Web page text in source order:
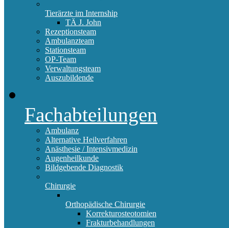
Tierärzte im Internship
TÄ J. John
Rezeptionsteam
Ambulanzteam
Stationsteam
OP-Team
Verwaltungsteam
Auszubildende
Fachabteilungen
Ambulanz
Alternative Heilverfahren
Anästhesie / Intensivmedizin
Augenheilkunde
Bildgebende Diagnostik
Chirurgie
Orthopädische Chirurgie
Korrekturosteotomien
Frakturbehandlungen